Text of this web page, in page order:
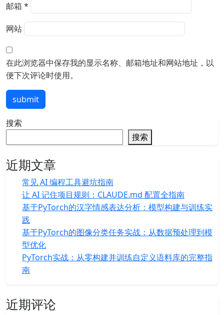
邮箱 *
网站
在此浏览器中保存我的显示名称、邮箱地址和网站地址，以
便下次评论时使用。
submit
搜索
搜索
近期文章
常见 AI 编程工具避坑指南
让 AI 记住项目规则：CLAUDE.md 配置全指南
基于PyTorch的汉字情感表达分析：模型构建与训练实
践
基于PyTorch的图像分类任务实战：从数据预处理到模
型优化
PyTorch实战：从零构建并训练自定义语料库的完整指
南
近期评论